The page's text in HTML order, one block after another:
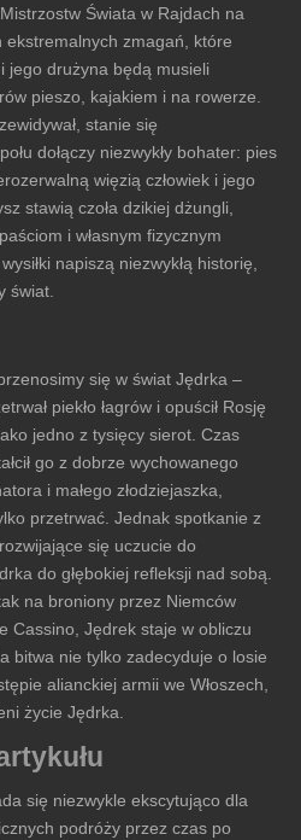
Świata w Rajdach na
zmagań, które
jego drużyna będą musieli
pieszo, kajakiem i na rowerze.
stanie się
dołączy niezwykły bohater: pies
więzią człowiek i jego
stawią czoła dzikiej dżungli,
i własnym fizycznym
napiszą niezwykłą historię,
świat.
się w świat Jędrka –
piekło łagrów i opuścił Rosję
jedno z tysięcy sierot. Czas
go z dobrze wychowanego
i małego złodziejaszka,
przetrwać. Jednak spotkanie z
się uczucie do
do głębokiej refleksji nad sobą.
na broniony przez Niemców
Cassino, Jędrek staje w obliczu
bitwa nie tylko zadecyduje o losie
alianckiej armii we Włoszech,
życie Jędrka.
się niezwykle ekscytująco dla
podróży przez czas po